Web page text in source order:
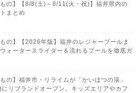
もの】【8/8(土)～8/11(火・祝)】福井県内の
まとめ
もの】【2026年版】福井のレジャープールま
ォータースライダー＆流れるプールを徹底ガ
もの】福井市・リライムが「かいほつの湯」
リブランドオープン。キッズエリアやカフ